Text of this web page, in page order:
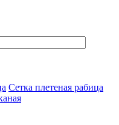
Сетка плетеная рабица